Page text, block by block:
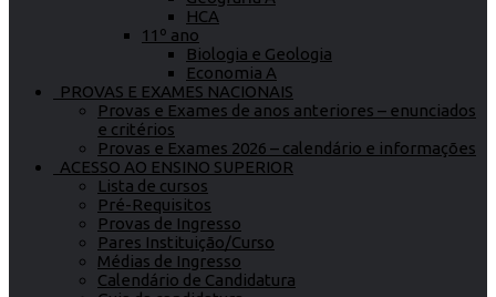
HCA
11º ano
Biologia e Geologia
Economia A
PROVAS E EXAMES NACIONAIS
Provas e Exames de anos anteriores – enunciados
e critérios
Provas e Exames 2026 – calendário e informações
ACESSO AO ENSINO SUPERIOR
Lista de cursos
Pré-Requisitos
Provas de Ingresso
Pares Instituição/Curso
Médias de Ingresso
Calendário de Candidatura